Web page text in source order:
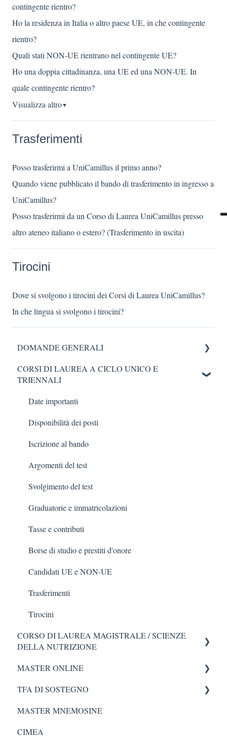
contingente rientro?
Ho la residenza in Italia o altro paese UE, in che contingente
rientro?
Quali stati NON-UE rientrano nel contingente UE?
Ho una doppia cittadinanza, una UE ed una NON-UE. In
quale contingente rientro?
Visualizza altro▼
Trasferimenti
Posso trasferirmi a UniCamillus il primo anno?
Quando viene pubblicato il bando di trasferimento in ingresso a
UniCamillus?
Posso trasferirmi da un Corso di Laurea UniCamillus presso
altro ateneo italiano o estero? (Trasferimento in uscita)
Tirocini
Dove si svolgono i tirocini dei Corsi di Laurea UniCamillus?
In che lingua si svolgono i tirocini?
DOMANDE GENERALI
Info generali su UniCamillus e CdL
CORSI DI LAUREA A CICLO UNICO E
TRIENNALI
Date importanti
Disponibilità dei posti
Iscrizione al bando
Argomenti del test
Svolgimento del test
Graduatorie e immatricolazioni
Tasse e contributi
Borse di studio e prestiti d'onore
Candidati UE e NON-UE
Trasferimenti
Tirocini
CORSO DI LAUREA MAGISTRALE / SCIENZE
DELLA NUTRIZIONE
Esame di Laurea (consulta le 9 FAQ)
Domande Generali CdL in Nutrizione (consulta le 7
MASTER ONLINE
Domande generali Master Online
Iscrizione al Master Online
Tirocini Master Online
TFA DI SOSTEGNO
Accesso e lezioni TFA
Tirocinio TFA
MASTER MNEMOSINE
CIMEA